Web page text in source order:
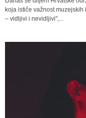
koja ističe važnost
– vidljivi i nevidljivi",...